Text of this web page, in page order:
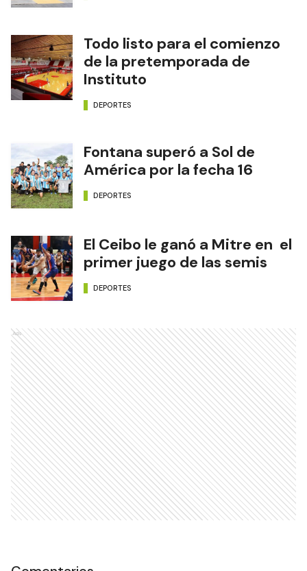
Todo listo para el comienzo
de la pretemporada de
Instituto
DEPORTES
Fontana superó a Sol de
América por la fecha 16
DEPORTES
El Ceibo le ganó a Mitre en el
primer juego de las semis
DEPORTES
Ads